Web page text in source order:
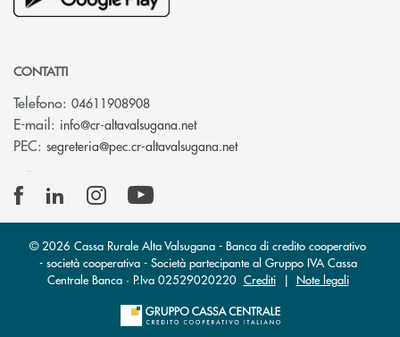
CONTATTI
Telefono: 04611908908
E-mail: info@cr-altavalsugana.net(si apre l’app di posta
PEC: segreteria@pec.cr-altavalsugana.net(si apre l’app di posta
© 2026 Cassa Rurale Alta Valsugana - Banca di credito cooperativo
- società cooperativa - Società partecipante al Gruppo IVA Cassa
Centrale Banca · P.Iva 02529020220 Crediti| Note legali